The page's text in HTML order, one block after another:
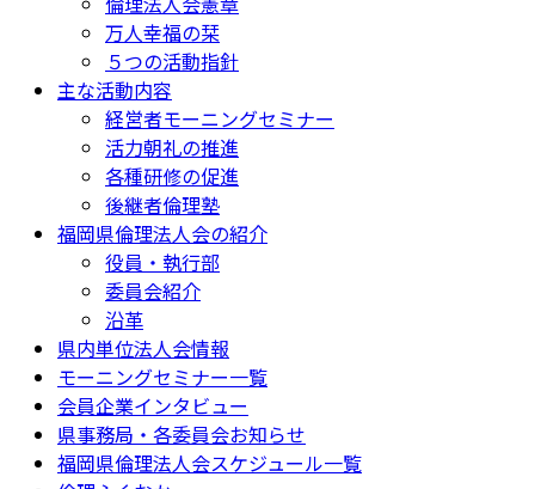
万人幸福の栞
５つの活動指針
主な活動内容
経営者モーニングセミナー
活力朝礼の推進
各種研修の促進
後継者倫理塾
福岡県倫理法人会の紹介
役員・執行部
委員会紹介
沿革
県内単位法人会情報
モーニングセミナー一覧
会員企業インタビュー
県事務局・各委員会お知らせ
福岡県倫理法人会スケジュール一覧